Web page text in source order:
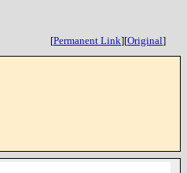
[Permanent Link][Original]